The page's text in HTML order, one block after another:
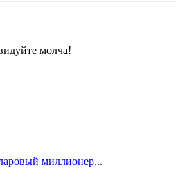
молча!
миллионер...